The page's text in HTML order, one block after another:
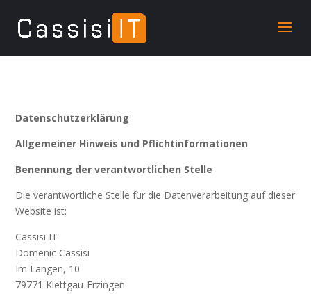
Datenschutzerklärung
Allgemeiner Hinweis und Pflichtinformationen
Benennung der verantwortlichen Stelle
Die verantwortliche Stelle für die Datenverarbeitung auf dieser
Website ist:
Cassisi IT
Domenic Cassisi
Im Langen, 10
79771 Klettgau-Erzingen